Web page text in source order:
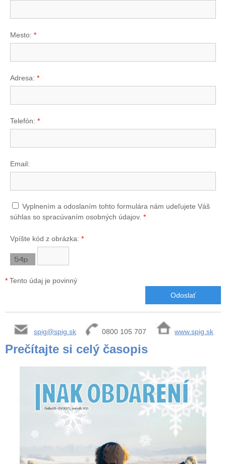
Mesto: *
Adresa: *
Telefón: *
Email:
Vyplnením a odoslaním tohto formulára nám udeľujete Váš
súhlas so spracúvaním osobných údajov. *
Vpíšte kód z obrázka: *
* Tento údaj je povinný
spig@spig.sk 0800 105 707 www.spig.sk
Prečítajte si celý časopis